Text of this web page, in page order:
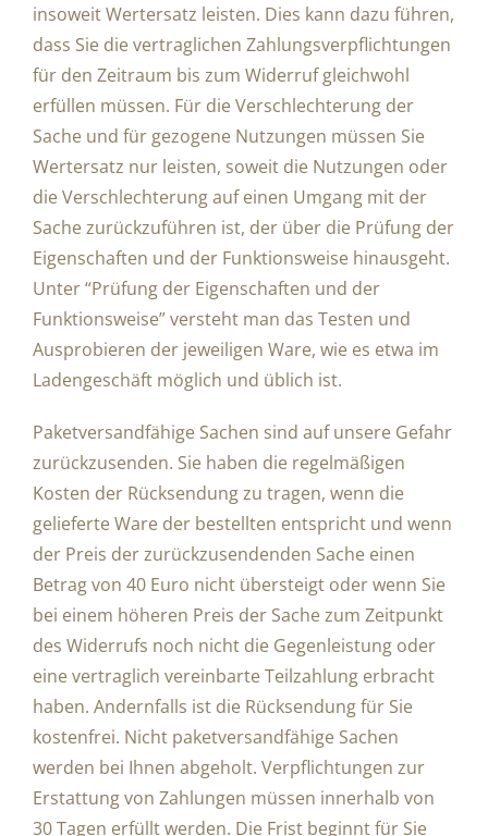
insoweit Wertersatz leisten. Dies kann dazu führen,
dass Sie die vertraglichen Zahlungsverpflichtungen
für den Zeitraum bis zum Widerruf gleichwohl
erfüllen müssen. Für die Verschlechterung der
Sache und für gezogene Nutzungen müssen Sie
Wertersatz nur leisten, soweit die Nutzungen oder
die Verschlechterung auf einen Umgang mit der
Sache zurückzuführen ist, der über die Prüfung der
Eigenschaften und der Funktionsweise hinausgeht.
Unter “Prüfung der Eigenschaften und der
Funktionsweise” versteht man das Testen und
Ausprobieren der jeweiligen Ware, wie es etwa im
Ladengeschäft möglich und üblich ist.
Paketversandfähige Sachen sind auf unsere Gefahr
zurückzusenden. Sie haben die regelmäßigen
Kosten der Rücksendung zu tragen, wenn die
gelieferte Ware der bestellten entspricht und wenn
der Preis der zurückzusendenden Sache einen
Betrag von 40 Euro nicht übersteigt oder wenn Sie
bei einem höheren Preis der Sache zum Zeitpunkt
des Widerrufs noch nicht die Gegenleistung oder
eine vertraglich vereinbarte Teilzahlung erbracht
haben. Andernfalls ist die Rücksendung für Sie
kostenfrei. Nicht paketversandfähige Sachen
werden bei Ihnen abgeholt. Verpflichtungen zur
Erstattung von Zahlungen müssen innerhalb von
30 Tagen erfüllt werden. Die Frist beginnt für Sie